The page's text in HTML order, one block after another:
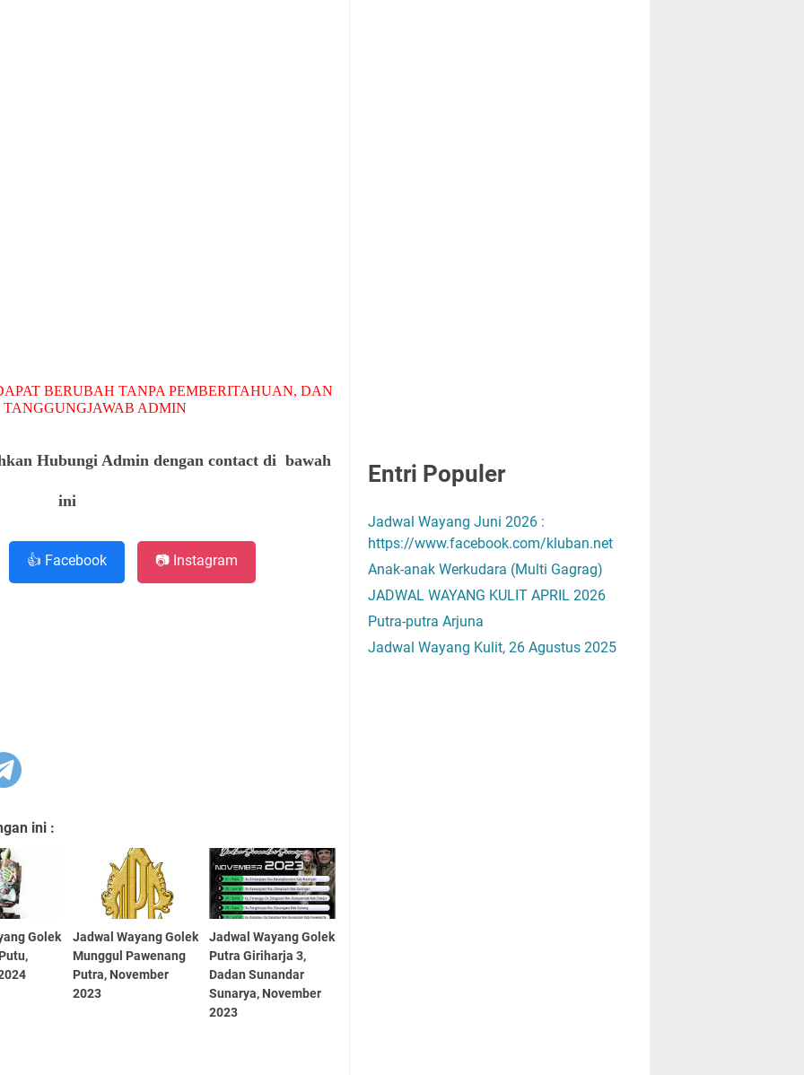
BERUBAH TANPA PEMBERITAHUAN, DAN
ADMIN
Hubungi Admin dengan contact di bawah
ini
👍 Facebook 📷 Instagram
ini :
Golek
Jadwal Wayang Golek
Munggul Pawenang
Putra, November
2023
Jadwal Wayang Golek
Putra Giriharja 3,
Dadan Sunandar
Sunarya, November
2023
Entri Populer
Jadwal Wayang Juni 2026 :
https://www.facebook.com/kluban.net
Anak-anak Werkudara (Multi Gagrag)
JADWAL WAYANG KULIT APRIL 2026
Putra-putra Arjuna
Jadwal Wayang Kulit, 26 Agustus 2025